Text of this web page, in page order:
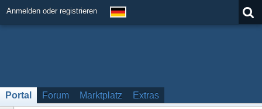
Anmelden oder registrieren
Portal Forum Marktplatz Extras